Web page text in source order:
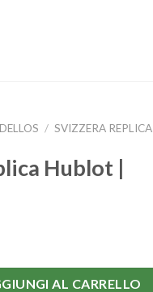
/ SVIZZERA REPLICA
Hublot |
AL CARRELLO